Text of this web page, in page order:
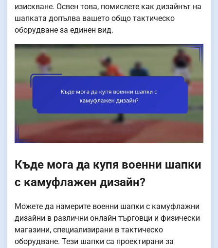
изискване. Освен това, помислете как дизайнът на
шапката допълва вашето общо тактическо
оборудване за единен вид.
Къде мога да купя военни шапки
с камуфлажен дизайн?
Можете да намерите военни шапки с камуфлажни
дизайни в различни онлайн търговци и физически
магазини, специализирани в тактическо
оборудване. Тези шапки са проектирани за